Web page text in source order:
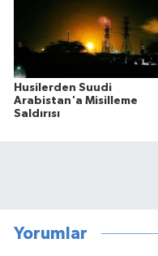
Husilerden Suudi
Arabistan'a Misilleme
Saldırısı
Yorumlar